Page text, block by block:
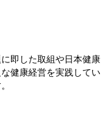
即した取組や日本健康
健康経営を実践してい